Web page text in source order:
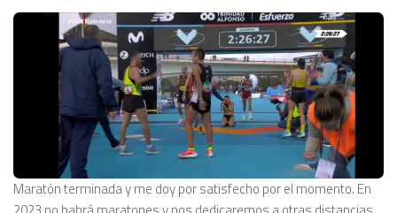
Maratón terminada y me doy por satisfecho por el momento. En